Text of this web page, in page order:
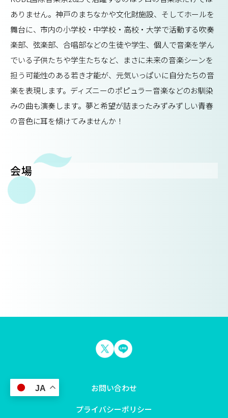
ありません。神戸のまちなかや文化財施設、そしてホールを
舞台に、市内の小学校・中学校・高校・大学で活動する吹奏
楽部、弦楽部、合唱部などの生徒や学生、個人で音楽を学ん
でいる子供たちや学生たちなど、まさに未来の音楽シーンを
担う可能性のある若き才能が、元気いっぱいに自分たちの音
楽を表現します。ディズニーのポピュラー音楽などのお馴染
みの曲も演奏します。夢と希望が詰まったみずみずしい青春
の音色に耳を傾けてみませんか！
会場
JA
お問い合わせ
プライバシーポリシー